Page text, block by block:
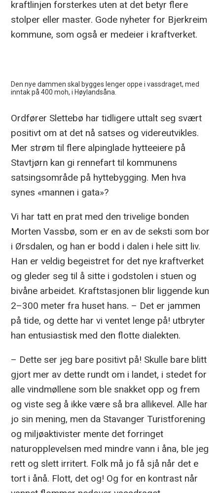
kraftlinjen forsterkes uten at det betyr flere
stolper eller master. Gode nyheter for Bjerkreim
kommune, som også er medeier i kraftverket.
Den nye dammen skal bygges lenger oppe i vassdraget, med
inntak på 400 moh, i Høylandsåna.
Ordfører Slettebø har tidligere uttalt seg svært
positivt om at det nå satses og videreutvikles.
Mer strøm til flere alpinglade hytteeiere på
Stavtjørn kan gi rennefart til kommunens
satsingsområde på hyttebygging. Men hva
synes «mannen i gata»?
Vi har tatt en prat med den trivelige bonden
Morten Vassbø, som er en av de seksti som bor
i Ørsdalen, og han er bodd i dalen i hele sitt liv.
Han er veldig begeistret for det nye kraftverket
og gleder seg til å sitte i godstolen i stuen og
bivåne arbeidet. Kraftstasjonen blir liggende kun
2–300 meter fra huset hans. – Det er jammen
på tide, og dette har vi ventet lenge på! utbryter
han entusiastisk med den flotte dialekten.
– Dette ser jeg bare positivt på! Skulle bare blitt
gjort mer av dette rundt om i landet, i stedet for
alle vindmøllene som ble snakket opp og frem
og viste seg å ikke være så bra allikevel. Alle har
jo sin mening, men da Stavanger Turistforening
og miljøaktivister mente det forringet
naturopplevelsen med mindre vann i åna, ble jeg
rett og slett irritert. Folk må jo få sjå når det e
tort i ånå. Flott, det og! Og for en kontrast når